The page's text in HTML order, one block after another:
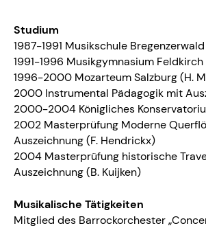
Studium
1987-1991 Musikschule
1991-1996 Musikgymnasium
1996-2000 Mozarteum Salzburg (H.
2000 Instrumental Pädagogik mit
2000-2004 Königliches
2002 Masterprüfung Moderne
Auszeichnung (F. Hendrickx)
2004 Masterprüfung historische
Auszeichnung (B. Kuijken)
Musikalische Tätigkeiten
Mitglied des Barrockorchester